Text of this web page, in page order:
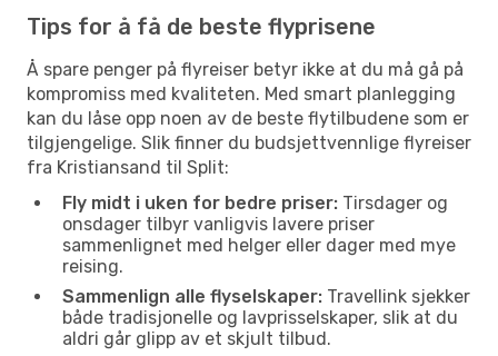
Tips for å få de beste flyprisene
Å spare penger på flyreiser betyr ikke at du må gå på
kompromiss med kvaliteten. Med smart planlegging
kan du låse opp noen av de beste flytilbudene som er
tilgjengelige. Slik finner du budsjettvennlige flyreiser
fra Kristiansand til Split:
Fly midt i uken for bedre priser: Tirsdager og
onsdager tilbyr vanligvis lavere priser
sammenlignet med helger eller dager med mye
reising.
Sammenlign alle flyselskaper: Travellink sjekker
både tradisjonelle og lavprisselskaper, slik at du
aldri går glipp av et skjult tilbud.